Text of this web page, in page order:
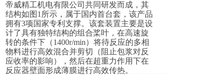
帝威精工机电有限公司共同研发而成，其
结构如图 1 所示，属于国内首台套，该产品
拥有3项国家专利支撑。该套装置主要是设
计了具有独特结构的组合桨叶，在高速旋
转的条件下（1400r/min）将待反应的多相
物料进行高效混合并剪切（阻止包浆对反
应收率的影响），然后在超重力作用下在
反应器壁面形成薄膜进行高效传热。